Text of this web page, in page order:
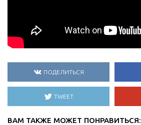
ПОДЕЛИТЬСЯ
TWEET
ВАМ ТАКЖЕ МОЖЕТ ПОНРАВИТЬСЯ: